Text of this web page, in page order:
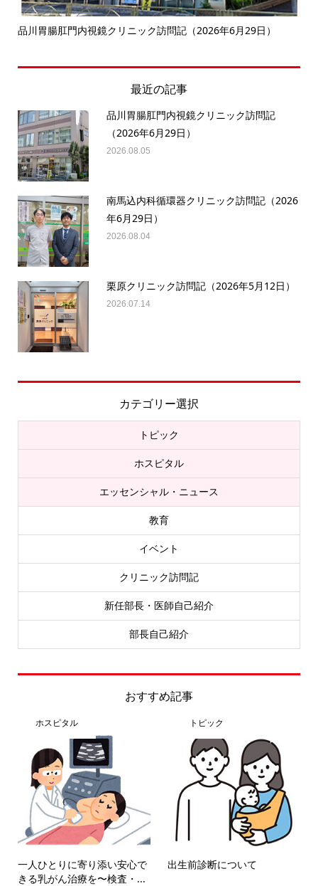
品川胃腸肛門内視鏡クリニック訪問記（2026年6月29日）
最近の記事
品川胃腸肛門内視鏡クリニック訪問記
（2026年6月29日）
2026.08.05
南馬込内科循環器クリニック訪問記（2026
年6月29日）
2026.08.04
栗原クリニック訪問記（2026年5月12日）
2026.07.14
カテゴリー選択
トピック
ホスピタル
エッセンシャル・ニュース
教育
イベント
クリニック訪問記
新任部長・医師自己紹介
部長自己紹介
おすすめ記事
ホスピタル
一人ひとりに寄り添い安心で
きる乳がん治療を〜検査・...
トピック
出生前診断について